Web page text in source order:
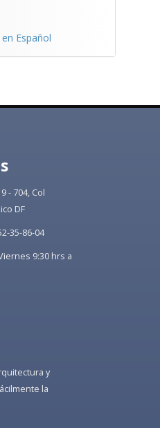
Español
- 704, Col
DF
35-86-04
9:30 hrs a
y
la